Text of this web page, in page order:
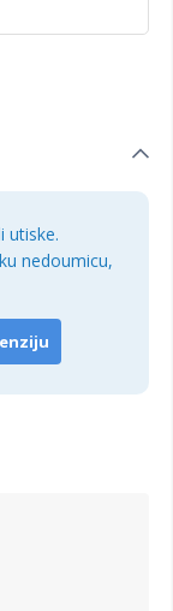
utiske.
nedoumicu,